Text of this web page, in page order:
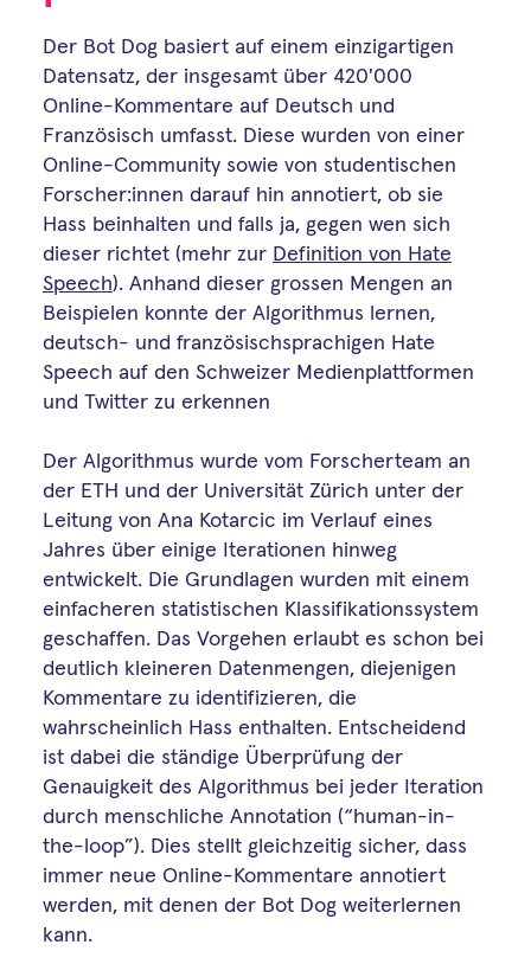
Der Bot Dog basiert auf einem einzigartigen
Datensatz, der insgesamt über 420'000
Online-Kommentare auf Deutsch und
Französisch umfasst. Diese wurden von einer
Online-Community sowie von studentischen
Forscher:innen darauf hin annotiert, ob sie
Hass beinhalten und falls ja, gegen wen sich
dieser richtet (mehr zur Definition von Hate
Speech). Anhand dieser grossen Mengen an
Beispielen konnte der Algorithmus lernen,
deutsch- und französischsprachigen Hate
Speech auf den Schweizer Medienplattformen
und Twitter zu erkennen
Der Algorithmus wurde vom Forscherteam an
der ETH und der Universität Zürich unter der
Leitung von Ana Kotarcic im Verlauf eines
Jahres über einige Iterationen hinweg
entwickelt. Die Grundlagen wurden mit einem
einfacheren statistischen Klassifikationssystem
geschaffen. Das Vorgehen erlaubt es schon bei
deutlich kleineren Datenmengen, diejenigen
Kommentare zu identifizieren, die
wahrscheinlich Hass enthalten. Entscheidend
ist dabei die ständige Überprüfung der
Genauigkeit des Algorithmus bei jeder Iteration
durch menschliche Annotation (“human-in-
the-loop”). Dies stellt gleichzeitig sicher, dass
immer neue Online-Kommentare annotiert
werden, mit denen der Bot Dog weiterlernen
kann.